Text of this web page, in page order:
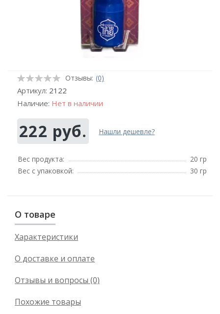
Отзывы: (0)
Артикул: 2122
Наличие: Нет в наличии
222 руб. Нашли дешевле?
Вес продукта:
20 гр
Вес с упаковкой:
30 гр
О товаре
Характеристики
О доставке и оплате
Отзывы и вопросы (0)
Похожие товары